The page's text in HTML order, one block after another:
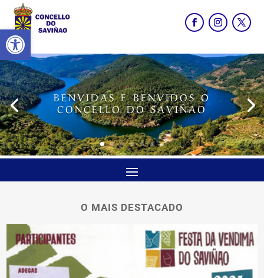
Abrir barra de ferramentas
BENVIDAS E BENVIDOS O
CONCELLO DO SAVIÑAO
O MAIS DESTACADO